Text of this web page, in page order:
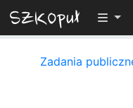
Zadania